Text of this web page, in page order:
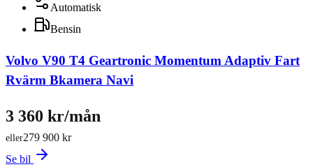
Automatisk
Bensin
Volvo V90 T4 Geartronic Momentum Adaptiv Fart
Rvärm Bkamera Navi
279 900 kr
eller
3 360 kr/mån
Se bil